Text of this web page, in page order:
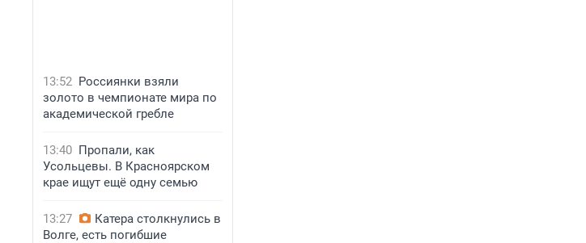
13:52 Россиянки взяли
золото в чемпионате мира по
академической гребле
13:40 Пропали, как
Усольцевы. В Красноярском
крае ищут ещё одну семью
13:27
Катера столкнулись в
Волге, есть погибшие